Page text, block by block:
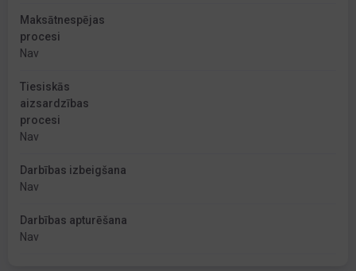
Maksātnespējas
procesi
Nav
Tiesiskās
aizsardzības
procesi
Nav
Darbības izbeigšana
Nav
Darbības apturēšana
Nav